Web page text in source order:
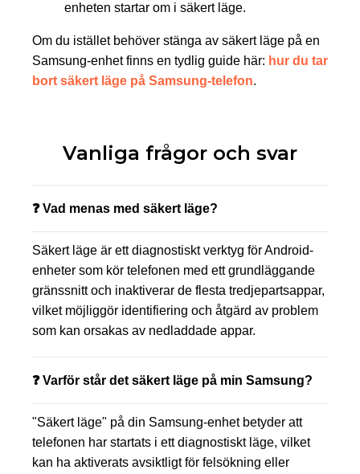
enheten startar om i säkert läge.
Om du istället behöver stänga av säkert läge på en
Samsung‑enhet finns en tydlig guide här: hur du tar
bort säkert läge på Samsung-telefon.
Vanliga frågor och svar
❓ Vad menas med säkert läge?
Säkert läge är ett diagnostiskt verktyg för Android-
enheter som kör telefonen med ett grundläggande
gränssnitt och inaktiverar de flesta tredjepartsappar,
vilket möjliggör identifiering och åtgärd av problem
som kan orsakas av nedladdade appar.
❓ Varför står det säkert läge på min Samsung?
"Säkert läge" på din Samsung-enhet betyder att
telefonen har startats i ett diagnostiskt läge, vilket
kan ha aktiverats avsiktligt för felsökning eller